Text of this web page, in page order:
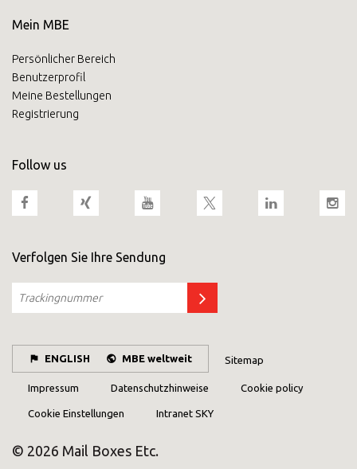
Mein MBE
Persönlicher Bereich
Benutzerprofil
Meine Bestellungen
Registrierung
Follow us
Verfolgen Sie Ihre Sendung
ENGLISH MBE weltweit Sitemap
Impressum Datenschutzhinweise Cookie policy
Cookie Einstellungen Intranet SKY
© 2026 Mail Boxes Etc.